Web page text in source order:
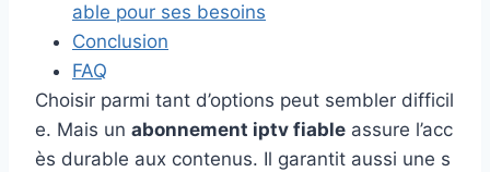
able pour ses besoins
Conclusion
FAQ
Choisir parmi tant d’options peut sembler difficil
e. Mais un abonnement iptv fiable assure l’acc
ès durable aux contenus. Il garantit aussi une s